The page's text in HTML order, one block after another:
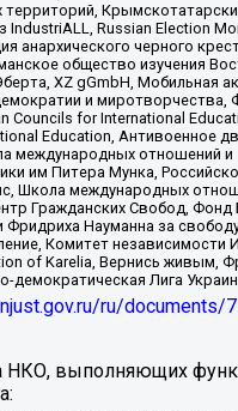
Russian Election
анархического черного
общество изучения
XZ gGmbH, Мобильная
и миротворчества,
Councils for International
Education, Антивоенное
международных отношений и
им Питера Мунка,
Школа международных
Гражданских Свобод, Фонд
Фридриха Науманна за
Комитет независимости
of Karelia, Вернись живым,
демократическая Лига
ru/documents/
НКО, выполняющих